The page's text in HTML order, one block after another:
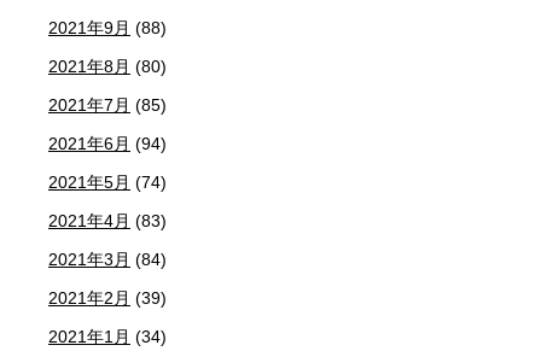
2021年9月 (88)
2021年8月 (80)
2021年7月 (85)
2021年6月 (94)
2021年5月 (74)
2021年4月 (83)
2021年3月 (84)
2021年2月 (39)
2021年1月 (34)